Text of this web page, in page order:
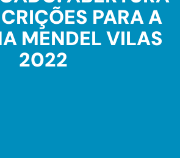
PARA A
MENDEL VILAS
2022